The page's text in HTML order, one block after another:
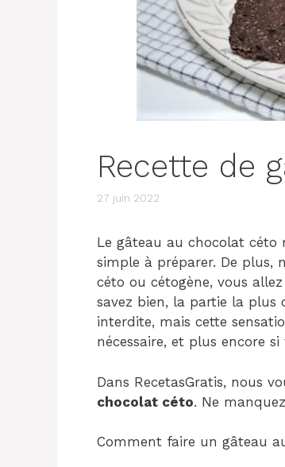
Recette de
27 juin 2022
Le gâteau au chocolat céto
simple à préparer. De plus,
céto ou cétogène, vous
savez bien, la partie la plus
interdite, mais cette
nécessaire, et plus encore
Dans RecetasGratis, nous
chocolat céto. Ne
Comment faire un gâteau